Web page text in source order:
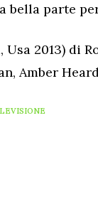
bella parte
Usa 2013) di
Amber